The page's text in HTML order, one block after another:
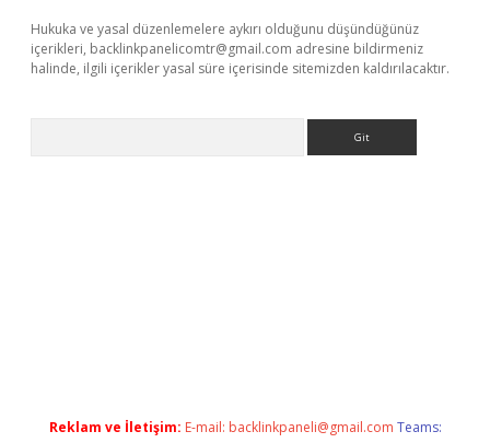
Hukuka ve yasal düzenlemelere aykırı olduğunu düşündüğünüz
içerikleri, backlinkpanelicomtr@gmail.com adresine bildirmeniz
halinde, ilgili içerikler yasal süre içerisinde sitemizden kaldırılacaktır.
Reklam ve İletişim: E-mail: backlinkpaneli@gmail.com Teams: